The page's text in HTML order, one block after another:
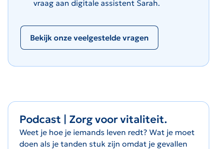
vraag aan digitale assistent Sarah.
Bekijk onze veelgestelde vragen
Podcast | Zorg voor vitaliteit.
Weet je hoe je iemands leven redt? Wat je moet
doen als je tanden stuk zijn omdat je gevallen